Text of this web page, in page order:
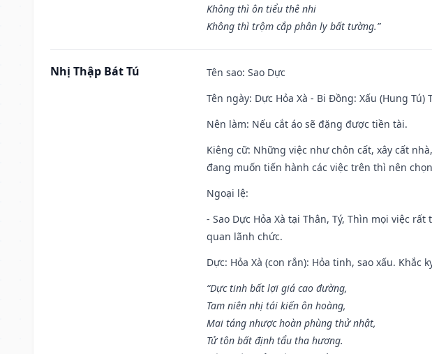
Không thì ôn tiểu thê nhi
Không thì trộm cắp phân ly bất tường.”
Nhị Thập Bát Tú Tên sao: Sao Dực
Tên ngày: Dực Hỏa Xà - Bi Đồng: Xấu (Hung
Nên làm: Nếu cắt áo sẽ đặng được tiền tài.
Kiêng cữ: Những việc như chôn cất, xây cất
đang muốn tiến hành các việc trên thì nên
Ngoại lệ:
- Sao Dực Hỏa Xà tại Thân, Tý, Thìn mọi việc
quan lãnh chức.
Dực: Hỏa Xà (con rắn): Hỏa tinh, sao xấu. Khắc
“Dực tinh bất lợi giá cao đường,
Tam niên nhị tái kiến ôn hoàng,
Mai táng nhược hoàn phùng thử nhật,
Tử tôn bất định tẩu tha hương.